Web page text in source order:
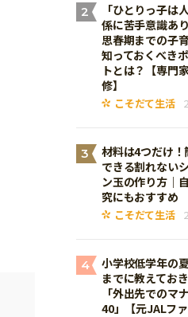
2
「ひとりっ子は
係に苦手意識あり
思春期までの子
知っておくべき
トとは？【専門
修】
こそだて生活
3
材料は4つだけ！
できる割れない
ン玉の作り方｜
究にもおすすめ
こそだて生活
4
小学校低学年の
までに教えてお
「外出先でのマ
40」【元JALフ